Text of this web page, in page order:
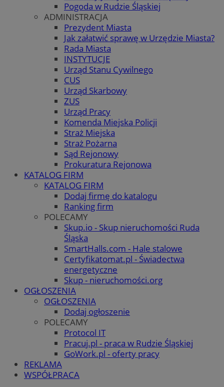
Pogoda w Rudzie Śląskiej
ADMINISTRACJA
Prezydent Miasta
Jak załatwić sprawę w Urzędzie Miasta?
Rada Miasta
INSTYTUCJE
Urząd Stanu Cywilnego
CUS
Urząd Skarbowy
ZUS
Urząd Pracy
Komenda Miejska Policji
Straż Miejska
Straż Pożarna
Sąd Rejonowy
Prokuratura Rejonowa
KATALOG FIRM
KATALOG FIRM
Dodaj firmę do katalogu
Ranking firm
POLECAMY
Skup.io - Skup nieruchomości Ruda
Śląska
SmartHalls.com - Hale stalowe
Certyfikatomat.pl - Świadectwa
energetyczne
Skup - nieruchomości.org
OGŁOSZENIA
OGŁOSZENIA
Dodaj ogłoszenie
POLECAMY
Protocol IT
Pracuj.pl - praca w Rudzie Śląskiej
GoWork.pl - oferty pracy
REKLAMA
WSPÓŁPRACA